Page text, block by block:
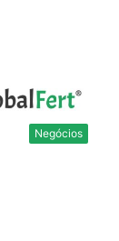
Negócios